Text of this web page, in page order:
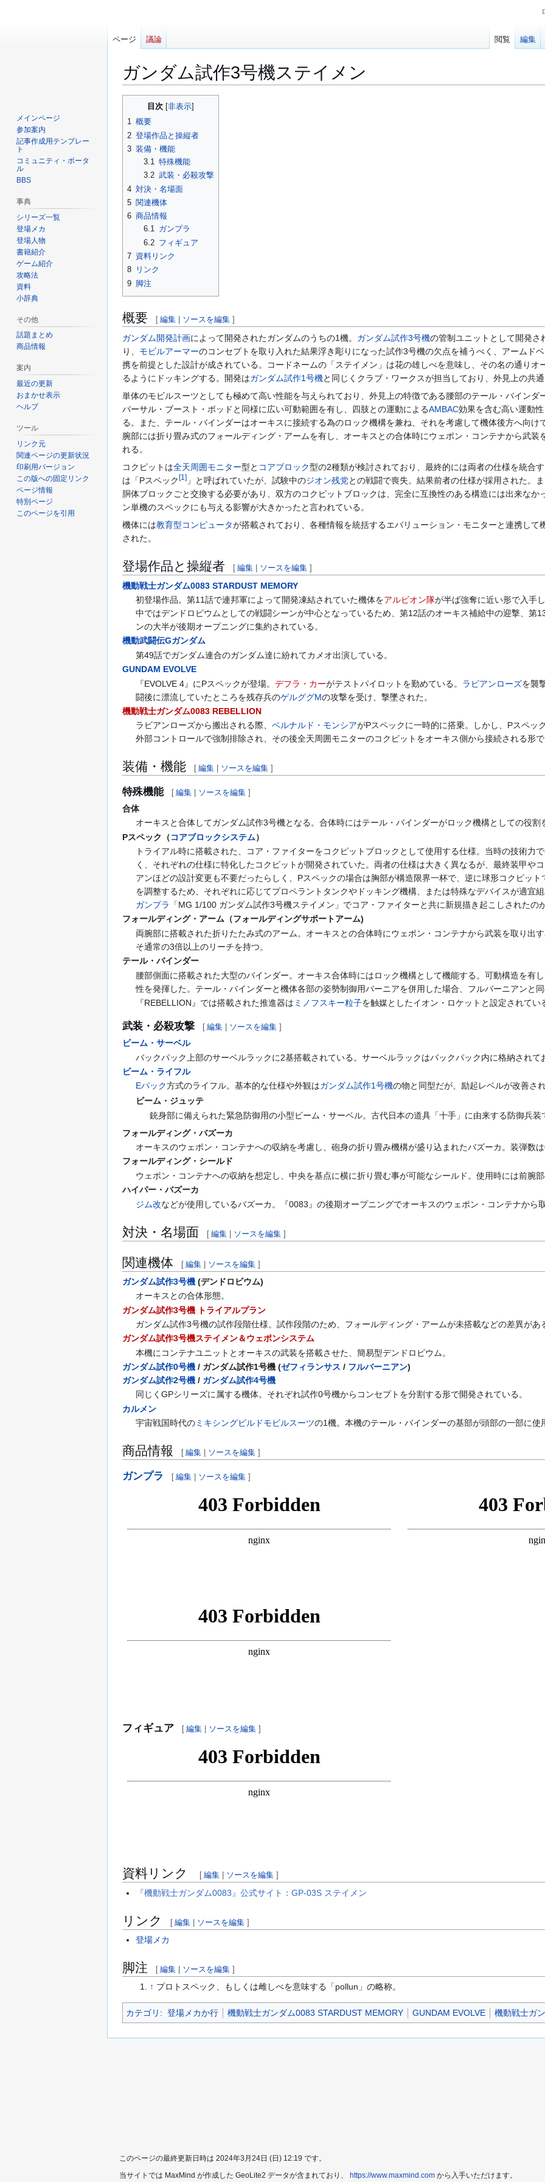
ガンダム試作3号機ステイメン
ー
シ
に
移
動
移
動
目次
1 概要
2 登場作品と操縦者
3 装備・機能
3.1 特殊機能
3.2 武装・必殺攻撃
4 対決・名場面
5 関連機体
6 商品情報
6.1 ガンプラ
6.2 フィギュア
7 資料リンク
8
リンク
9 脚注
概要 [ 編集 ソースを編集 ]
ガンダム開発計画によって開発されたガンダムのうちの1機。 ガンダム試作3号機の管制ユニットとして開発さ
り、 モビルアーマーのコンセプトを取り入れた結果浮き彫りになった試作3号機の欠点を補うべく、アームド
携を前提とした設計が成されている。コードネームの「ステイメン」は花の雄しべを意味し、その名の通りオ
るようにドッキングする。開発はガンダム試作1号機と同じくクラブ・ワークスが担当しており、外見上の共通
単体のモビルスーツとしても極めて高い性能を与えられており、外見上の特徴である腰部のテール・バインダ
バーサル・ブースト・ポッドと同様に広い可動範囲を有し、四肢との運動によるAMBAC効果を含む高い運動
る。また、テール・バインダーはオーキスに接続する為のロック機構を兼ね、それを考慮して機体後方へ向け
腕部には折り畳み式のフォールディング・アームを有し、オーキスとの合体時にウェポン・コンテナから武装
れる。
コクピットは全天周囲モニター型と コアブロック型の2種類が検討されており、最終的には両者の仕様を統合
は「Pスペック [1] 」と呼ばれていたが、試験中のジオン残党との戦闘で喪失。結果前者の仕様が採用された。
胴体ブロックごと交換する必要があり、双方のコクピットブロックは、完全に互換性のある構造には出来なか
ン単機のスペックにも与える影響が大きかったと言われている。
機体には教育型コンピュータが搭載されており、各種情報を統括するエバリューション・モニターと連携して
された。
登場作品と操縦者 [ 編集 ソースを編集 ]
機動戦士ガンダム0083 STARDUST MEMORY
初登場作品。第11話で連邦軍によって開発凍結されていた機体をアルビオン隊が半ば強奪に近い形で入手し
中ではデンドロビウムとしての戦闘シーンが中心となっているため、第12話のオーキス補給中の迎撃、第
ンの大半が後期オープニングに集約されている。
機動武闘伝Gガンダム
第49話でガンダム連合のガンダム達に紛れてカメオ出演している。
GUNDAM EVOLVE
『EVOLVE 4』にPスペックが登場。デフラ・カーがテストパイロットを勤めている。 ラビアンローズを襲
闘後に漂流していたところを残存兵のゲルググMの攻撃を受け、撃墜された。
機動戦士ガンダム0083 REBELLION
ラビアンローズから搬出される際、ベルナルド・モンシアがPスペックに一時的に搭乗。しかし、Pスペッ
外部コントロールで強制排除され、その後全天周囲モニターのコクピットをオーキス側から接続される形で
装備・機能 [ 編集 ソースを編集 ]
特殊機能 [ 編集 ソースを編集 ]
合体
オーキスと合体してガンダム試作3号機となる。合体時にはテール・バインダーがロック機構としての役割
Pスペック（コアブロックシステム）
トライアル時に搭載された、コア・ファイターをコクピットブロックとして使用する仕様。当時の技術力
く、それぞれの仕様に特化したコクピットが開発されていた。両者の仕様は大きく異なるが、最終装甲や
アンほどの設計変更も不要だったらしく、Pスペックの場合は胸部が構造限界一杯で、逆に球形コクピッ
を調整するため、それぞれに応じてプロペラントタンクやドッキング機構、または特殊なデバイスが適宜
ガンプラ
「MG 1/100 ガンダム試作3号機ステイメン」でコア・ファイターと共に新規描き起こしされたの
フォールディング・アーム（フォールディングサポートアーム)
両腕部に搭載された折りたたみ式のアーム。オーキスとの合体時にウェポン・コンテナから武装を取り出
そ通常の3倍以上のリーチを持つ。
テール・バインダー
腰部側面に搭載された大型のバインダー。オーキス合体時にはロック機構として機能する。可動構造を有
性を発揮した。テール・バインダーと機体各部の姿勢制御用バーニアを併用した場合、フルバーニアンと
『REBELLION』では搭載された推進器は ミノフスキー粒子を触媒としたイオン・ロケットと設定されてい
武装・必殺攻撃 [ 編集 ソースを編集 ]
ビーム・サーベル
バックパック上部のサーベルラックに2基搭載されている。サーベルラックはバックパック内に格納されて
ビーム・ライフル
Eパック方式のライフル。基本的な仕様や外観はガンダム試作1号機の物と同型だが、励起レベルが改善さ
ビーム・ジュッテ
銃身部に備えられた緊急防御用の小型ビーム・サーベル。古代日本の道具「十手」に由来する防御兵装
フォールディング・バズーカ
オーキスのウェポン・コンテナへの収納を考慮し、砲身の折り畳み機構が盛り込まれたバズーカ。装弾数は
フォールディング・シールド
ウェポン・コンテナへの収納を想定し、中央を基点に横に折り畳む事が可能なシールド。使用時には前腕
ハイパー・バズーカ
ジム改などが使用しているバズーカ。『0083』の後期オープニングでオーキスのウェポン・コンテナから
対決・名場面 [ 編集 | ソースを編集 ]
関連機体 [ 編集 | ソースを編集 ]
ガンダム試作3号機 (デンドロビウム)
オーキスとの合体形態。
ガンダム試作3号機 トライアルプラン
ガンダム試作3号機の試作段階仕様。試作段階のため、フォールディング・アームが未搭載などの差異があ
ガンダム試作3号機ステイメン＆ウェポンシステム
本機にコンテナユニットとオーキスの武装を搭載させた、簡易型デンドロビウム。
ガンダム試作0号機 / ガンダム試作1号機 (ゼフィランサス / フルバーニアン)
ガンダム試作2号機 / ガンダム試作4号機
同じくGPシリーズに属する機体。それぞれ試作0号機からコンセプトを分割する形で開発されている。
カルメン
宇宙戦国時代のミキシングビルドモビルスーツの1機。本機のテール・バインダーの基部が頭部の一部に使
商品情報 [ 編集 ソースを編集 ]
ガンプラ [ 編集 ソースを編集 ]
フィギュア [ 編集 ソースを編集 ]
資料リンク [ 編集 ソースを編集 ]
『機動戦士ガンダム0083』公式サイト：GP-03S ステイメン
リンク [ 編集 | ソースを編集 ]
登場メカ
脚注 [ 編集 ソースを編集 ]
↑ プロトスペック、もしくは雌しべを意味する「pollun」の略称。
カテゴリ : 登場メカか行 機動戦士ガンダム0083 STARDUST MEMORY GUNDAM EVOLVE 機動戦士ガ
ページ 議論 閲覧 編集
メインページ
参加案内
記事作成用テンプレー
ト
コミュニティ・ポータ
ル
BBS
事典
シリーズ一覧
登場メカ
登場人物
書籍紹介
ゲーム紹介
攻略法
資料
小辞典
その他
話題まとめ
商品情報
案内
最近の更新
おまかせ表示
ヘルプ
ツール
リンク元
関連ページの更新状況
印刷用バージョン
この版への固定リンク
ページ情報
特別ページ
このページを引用
このページの最終更新日時は 2024年3月24日 (日) 12:19 です。
当サイトでは MaxMind が作成した GeoLite2 データが含まれており、
https://www.maxmind.com から入手いただけます。